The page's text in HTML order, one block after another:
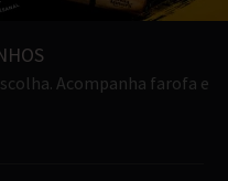
Acompanha farofa e